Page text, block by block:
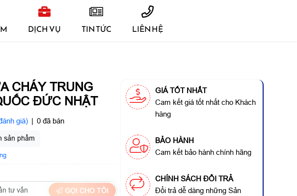
DỊCH VỤ TIN TỨC LIÊN HỆ
CHÁY TRUNG
ĐỨC NHẬT
giá) | 0 đã bán
sản phẩm
GỌI CHO TÔI
GIÁ TỐT NHẤT
Cam kết giá tốt nhất cho Khách
hàng
BẢO HÀNH
Cam kết bảo hành chính hãng
CHÍNH SÁCH ĐỔI TRẢ
Đổi trả dễ dàng những Sản